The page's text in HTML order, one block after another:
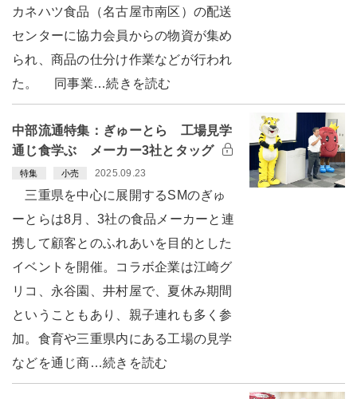
カネハツ食品（名古屋市南区）の配送
センターに協力会員からの物資が集め
られ、商品の仕分け作業などが行われ
た。 同事業…続きを読む
中部流通特集：ぎゅーとら 工場見学
通じ食学ぶ メーカー3社とタッグ
特集 小売 2025.09.23
三重県を中心に展開するSMのぎゅ
ーとらは8月、3社の食品メーカーと連
携して顧客とのふれあいを目的とした
イベントを開催。コラボ企業は江崎グ
リコ、永谷園、井村屋で、夏休み期間
ということもあり、親子連れも多く参
加。食育や三重県内にある工場の見学
などを通じ商…続きを読む